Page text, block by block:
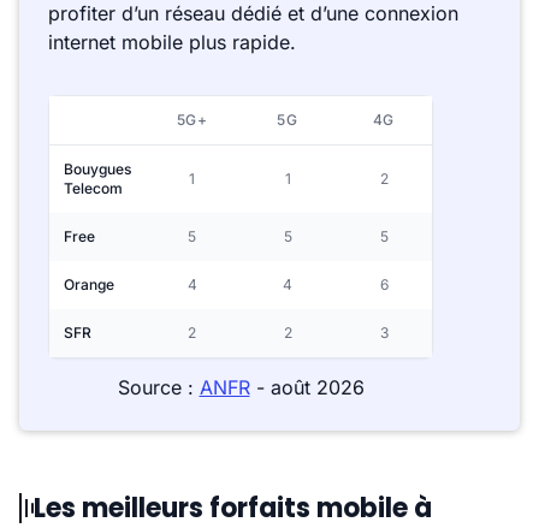
profiter d’un réseau dédié et d’une connexion
internet mobile plus rapide.
5G+ 5G 4G
Bouygues
Telecom
1 1 2
Free 5 5 5
Orange 4 4 6
SFR 2 2 3
Source : ANFR- août 2026
Les meilleurs forfaits mobile à